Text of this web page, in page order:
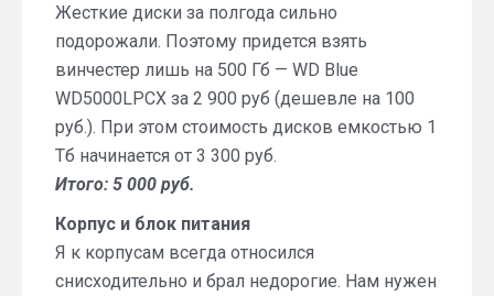
Жесткие диски за полгода сильно
подорожали. Поэтому придется взять
винчестер лишь на 500 Гб — WD Blue
WD5000LPCX за 2 900 руб (дешевле на 100
руб.). При этом стоимость дисков емкостью 1
Тб начинается от 3 300 руб.
Итого: 5 000 руб.
Корпус и блок питания
Я к корпусам всегда относился
снисходительно и брал недорогие. Нам нужен